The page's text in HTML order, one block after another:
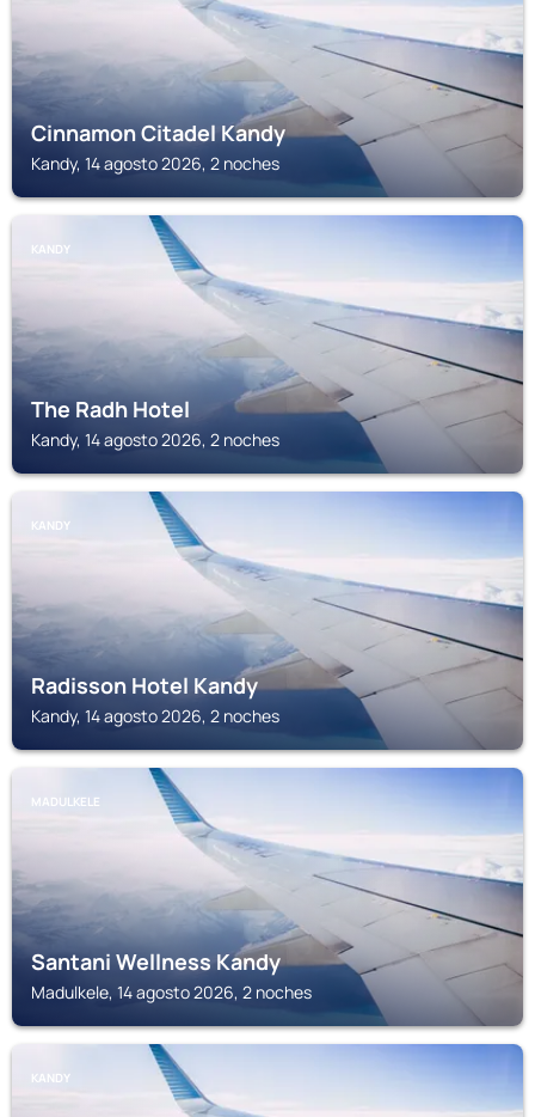
Cinnamon Citadel Kandy
Kandy, 14 agosto 2026, 2 noches
KANDY
The Radh Hotel
Kandy, 14 agosto 2026, 2 noches
KANDY
Radisson Hotel Kandy
Kandy, 14 agosto 2026, 2 noches
MADULKELE
Santani Wellness Kandy
Madulkele, 14 agosto 2026, 2 noches
KANDY